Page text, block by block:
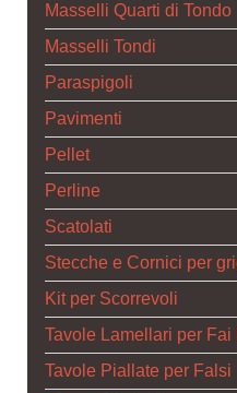
Masselli Quarti di Tondo
Masselli Tondi
Paraspigoli
Pavimenti
Pellet
Perline
Scatolati
Stecche e Cornici per
Kit per Scorrevoli
Tavole Lamellari per Fai
Tavole Piallate per Falsi